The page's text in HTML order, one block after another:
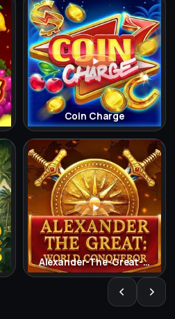
Coin Charge
Alexander-The-Great-